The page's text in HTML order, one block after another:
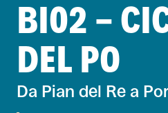
BI02 -
DEL PO
Da Pian del Re a